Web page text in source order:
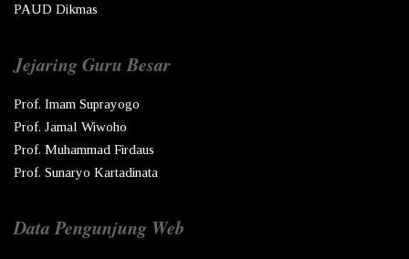
PAUD Dikmas
Jejaring Guru Besar
Prof. Imam Suprayogo
Prof. Jamal Wiwoho
Prof. Muhammad Firdaus
Prof. Sunaryo Kartadinata
Data Pengunjung Web